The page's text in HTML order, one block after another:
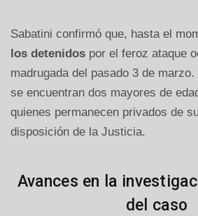
Sabatini confirmó que, hasta el
los detenidos por el feroz ataque
madrugada del pasado 3 de
se encuentran dos mayores de
quienes permanecen privados de
disposición de la Justicia.
Avances en la
del caso